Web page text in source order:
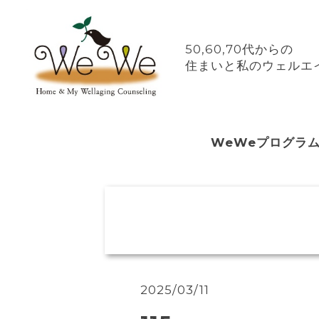
50,60,70代からの
住まいと私のウェル
WeWeプログラ
2025/03/11